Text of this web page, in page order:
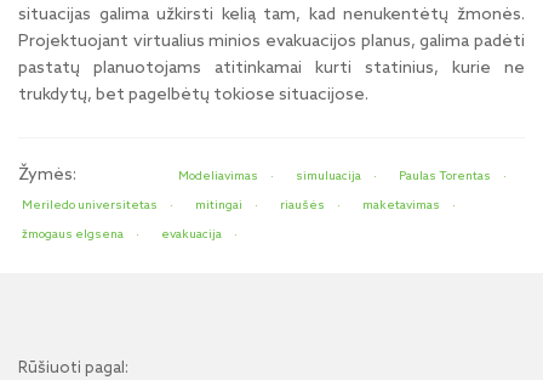
situacijas galima užkirsti kelią tam, kad nenukentėtų žmonės.
Projektuojant virtualius minios evakuacijos planus, galima padėti
pastatų planuotojams atitinkamai kurti statinius, kurie ne
trukdytų, bet pagelbėtų tokiose situacijose.
Žymės: Modeliavimas simuluacija
Paulas Torentas
Meriledo universitetas
mitingai riaušės
maketavimas
žmogaus elgsena
evakuacija
Rūšiuoti pagal: